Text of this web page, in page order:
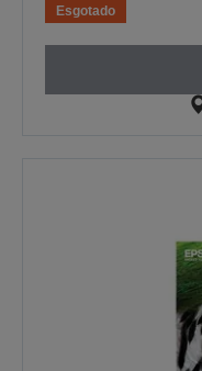
Esgotado